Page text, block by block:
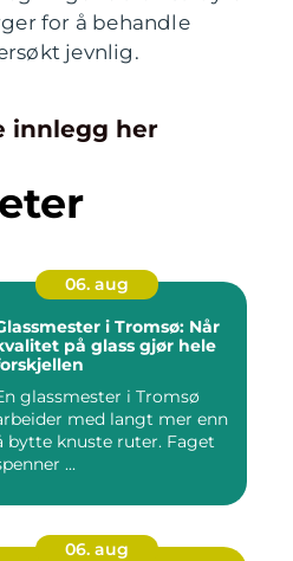
for å behandle
jevnlig.
innlegg her
06. aug
i Tromsø: Når
på glass gjør hele
glassmester i Tromsø
med langt mer enn
bytte knuste ruter. Faget
...
06. aug